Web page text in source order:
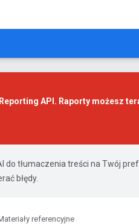
API. Raporty możesz
do tłumaczenia treści na Twój
błędy.
referencyjne